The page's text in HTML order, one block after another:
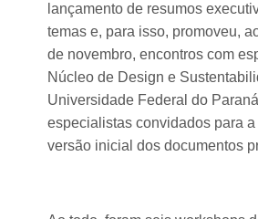
lançamento de resumos
temas e, para isso, promoveu,
de novembro, encontros com
Núcleo de Design e
Universidade Federal do
especialistas convidados para
versão inicial dos documentos